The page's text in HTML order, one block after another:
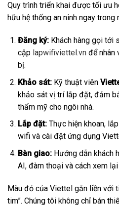
Quy trình triển khai được tối ưu
hữu hệ thống an ninh ngay trong
Đăng ký:Khách hàng gọi tới
cập lapwifiviettel.vnđể nhân
bị.
Khảo sát:Kỹ thuật viên
khảo sát vị trí lắp đặt, đảm
thẩm mỹ cho ngôi nhà.
Lắp đặt:Thực hiện khoan,
wifi và cài đặt ứng dụng
Bàn giao:Hướng dẫn khách
AI, đàm thoại và cách xem
Màu đỏ của Viettel gắn liền với
tim”. Chúng tôi không chỉ bán